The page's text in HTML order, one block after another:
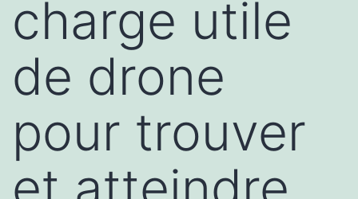
charge utile
de drone
pour trouver